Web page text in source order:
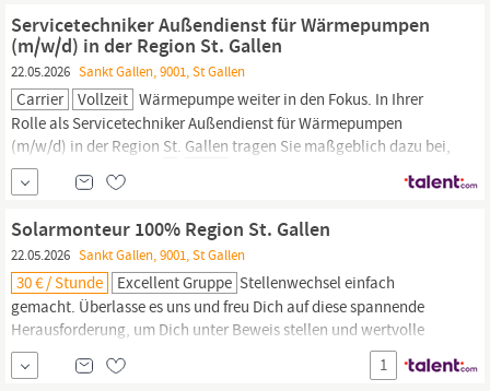
Servicetechniker Außendienst für Wärmepumpen
(m/w/d) in der Region St. Gallen
22.05.2026 Sankt Gallen, 9001, St Gallen
Carrier Vollzeit Wärmepumpe weiter in den Fokus. In Ihrer
Rolle als Servicetechniker Außendienst für Wärmepumpen
(m/w/d) in der Region St. Gallen tragen Sie maßgeblich dazu bei,
nachhaltige Energielösungen nach vorne zu treiben. Mit Ihrer
Expertise und technischem Geschick nehmen Sie unsere
Solarmonteur 100% Region St. Gallen
22.05.2026 Sankt Gallen, 9001, St Gallen
30 € / Stunde Excellent Gruppe Stellenwechsel einfach
gemacht. Überlasse es uns und freu Dich auf diese spannende
Herausforderung, um Dich unter Beweis stellen und wertvolle
Erfahrungen sammeln zu können. Unser Auftraggeber ist ein top
modernes und schweizweittätiges Unternehmen, spezialisiert in
1